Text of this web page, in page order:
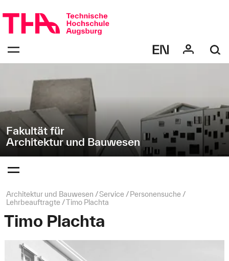
überspringen
zur
Navigation
"Architektur
und
Bauwesen"
Fakultät für
Architektur und Bauwesen
bestätigen
Öffnen
Menüs
bestätigen
des
Menüs
Seitenpfad:
Architektur und Bauwesen Service
Personensuche
Lehrbeauftragte
Timo Plachta
Timo Plachta